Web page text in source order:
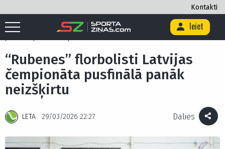
Kontakti
Ieiet
Sākums Florbols /
“Rubenes” florbolisti Latvijas čempionāta
“Rubenes” florbolisti Latvijas
čempionāta pusfinālā panāk
neizšķirtu
LETA 29/03/2026 22:27 Dalies